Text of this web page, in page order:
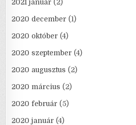
2021 január (2)
2020 december (1)
2020 október (4)
2020 szeptember (4)
2020 augusztus (2)
2020 március (2)
2020 február (5)
2020 január (4)